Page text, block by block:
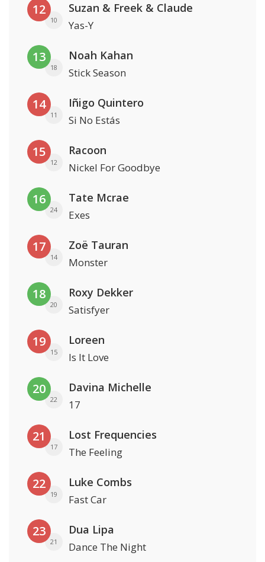
12
10
Suzan & Freek & Claude
Yas-Y
13
18
Noah Kahan
Stick Season
14
11
Iñigo Quintero
Si No Estás
15
12
Racoon
Nickel For Goodbye
16
24
Tate Mcrae
Exes
17
14
Zoë Tauran
Monster
18
20
Roxy Dekker
Satisfyer
19
15
Loreen
Is It Love
20
22
Davina Michelle
17
21
17
Lost Frequencies
The Feeling
22
19
Luke Combs
Fast Car
23
21
Dua Lipa
Dance The Night